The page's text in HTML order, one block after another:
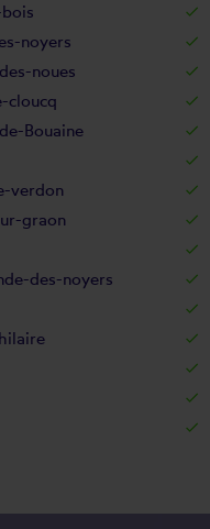
noyers
noues
cloucq
Bouaine
verdon
graon
des-noyers